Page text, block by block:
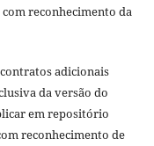
reconhecimento da
adicionais
da versão do
em repositório
reconhecimento de